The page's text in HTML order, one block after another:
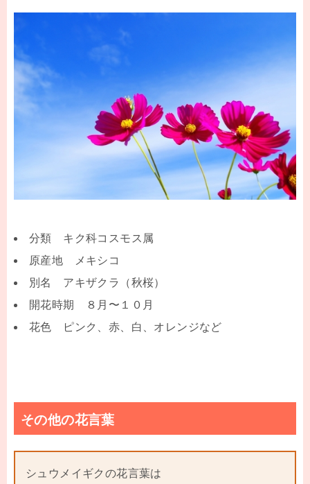
分類 キク科コスモス属
原産地 メキシコ
別名 アキザクラ（秋桜）
開花時期 ８月〜１０月
花色 ピンク、赤、白、オレンジなど
その他の花言葉
シュウメイギクの花言葉は